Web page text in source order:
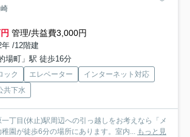
管理/共益費3,000円
/12階建
場町」駅 徒歩16分
ック エレベーター
インターネット対応
共下水
丁目(休止)駅周辺への引っ越しをお考えなら「メ
園が徒歩6分の場所にあります。室内... もっと見